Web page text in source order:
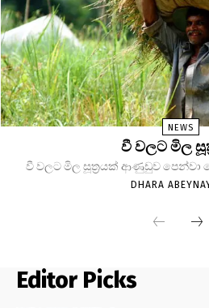
NEWS
වී වලට මිල
වී වලට මිල සූත්‍රයක් ආණුඩුව පෙන්වා
DHARA
Editor Picks